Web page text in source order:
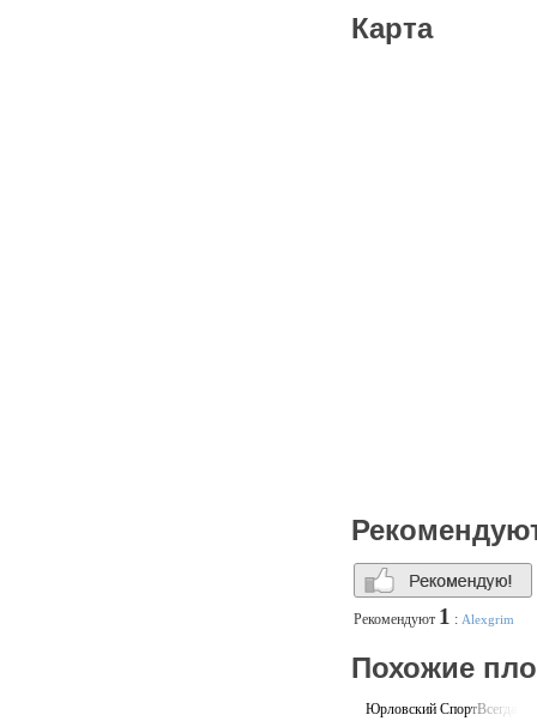
• для занятий кроссфитом;
• трибуны на 2100
• мультимедийное
• 2 буфетных зоны;
• зоны отдыха;
Карта
Рекомендуют 1 : Alexgrim
Похожие
Юрловский СпортВсегда